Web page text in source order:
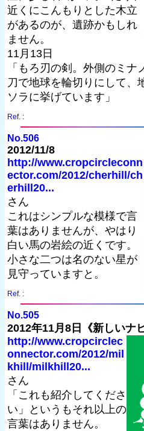
近くにこんもりとした木立
があるのが、遺跡かもしれ
ません。
11月13日
「もろ刃の剣。外側のミ
刀で地球を輪切りにして、
ソラに挙げています」
Ref. :
No.506
2012/11/8
http://www.cropcircleconn
ector.com/2012/cherhill/ch
erhill20...
さん
これはシンプルな模様で言
葉はありませんが、やはり
白い馬の岩絵の近くです。
小さな二つは名のない星が
見守っていますと。
Ref. :
No.505
2012年11月8日《新しいナ
http://www.cropcirclec
onnector.com/2012/mil
khill/milkhill20...
さん
「これも紹介してくださ
い」というもそれ以上の
言葉はありません。